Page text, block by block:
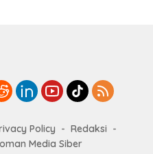
Policy
Redaksi
Media Siber